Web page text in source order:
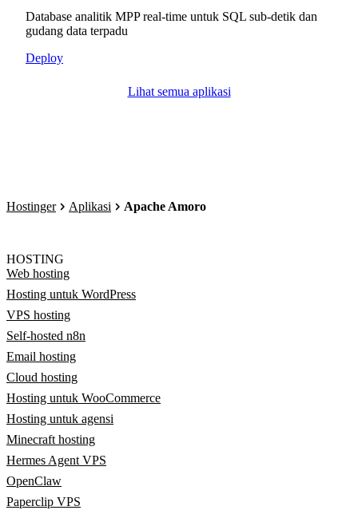
Database analitik MPP real-time untuk SQL sub-detik dan
gudang data terpadu
Deploy
Lihat semua aplikasi
Hostinger Aplikasi Apache Amoro
HOSTING
Web hosting
Hosting untuk WordPress
VPS hosting
Self-hosted n8n
Email hosting
Cloud hosting
Hosting untuk WooCommerce
Hosting untuk agensi
Minecraft hosting
Hermes Agent VPS
OpenClaw
Paperclip VPS